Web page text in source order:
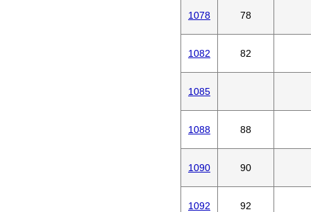
1078 78
1082 82
1085
1088 88
1090 90
1092 92